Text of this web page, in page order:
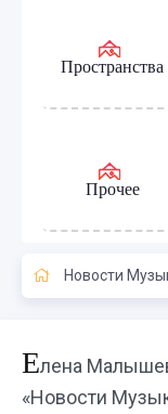
Пространства
Прочее
Новости
Елена
«Новости